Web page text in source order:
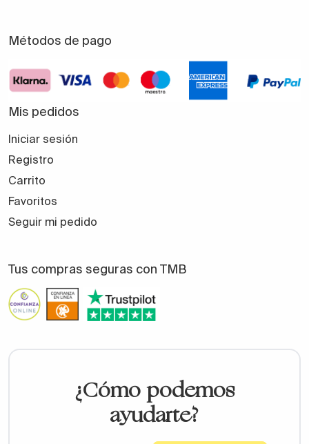
Métodos de pago
Mis pedidos
Iniciar sesión
Registro
Carrito
Favoritos
Seguir mi pedido
Tus compras seguras con TMB
¿Cómo podemos
ayudarte?